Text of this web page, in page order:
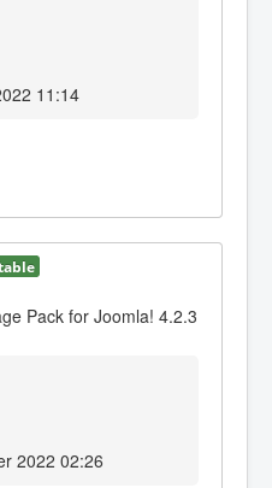
11:14
Pack for Joomla! 4.2.3
2022 02:26